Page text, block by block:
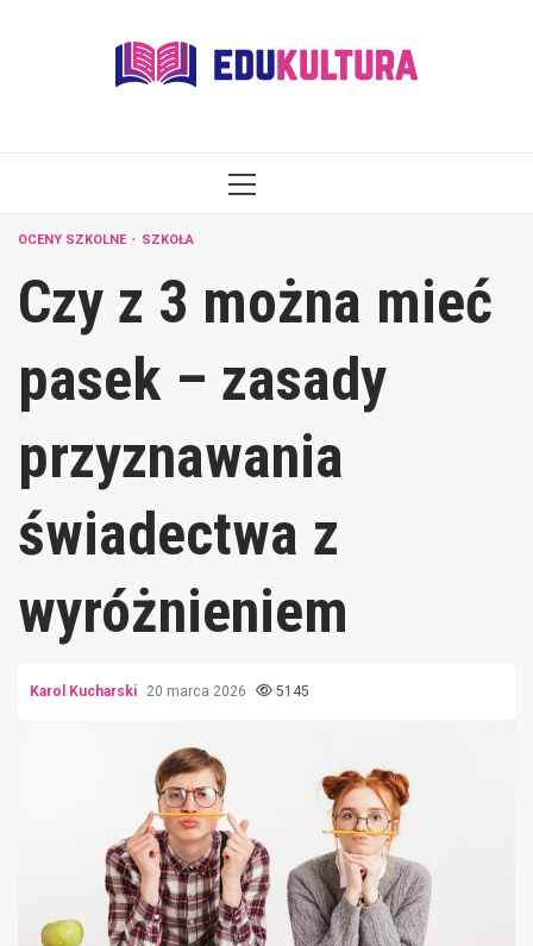
PRIMARY
OCENY SZKOLNE SZKOŁA
Czy z 3 można mieć
pasek – zasady
przyznawania
świadectwa z
wyróżnieniem
Karol Kucharski 20 marca 2026 5145